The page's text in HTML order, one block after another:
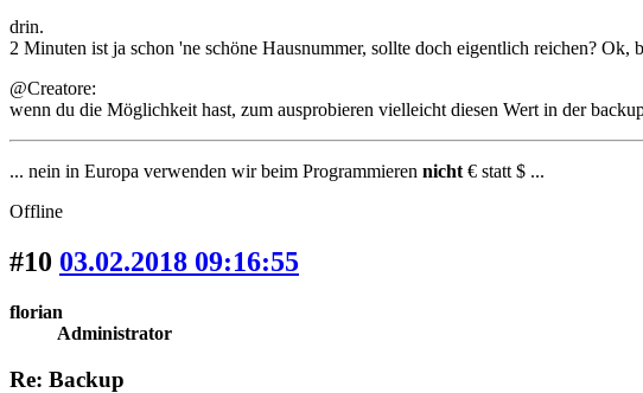
drin.
2 Minuten ist ja schon 'ne schöne Hausnummer, sollte doch eigentlich reichen? Ok,
@Creatore:
wenn du die Möglichkeit hast, zum ausprobieren vielleicht diesen Wert in der
... nein in Europa verwenden wir beim Programmieren nicht € statt $ ...
Offline
#10 03.02.2018 09:16:55
florian
Administrator
Re: Backup